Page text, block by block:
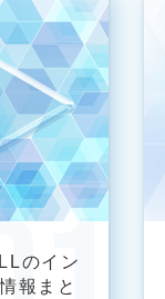
のイン
報まと